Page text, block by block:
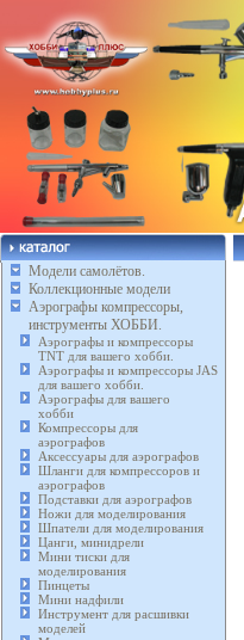
Модели самолётов.
Коллекционные модели
Аэрографы компрессоры,
инструменты ХОББИ.
Аэрографы и компрессоры
TNT для вашего хобби.
Аэрографы и компрессоры JAS
для вашего хобби.
Аэрографы для вашего
хобби
Компрессоры для
аэрографов
Аксессуары для аэрографов
Шланги для компрессоров и
аэрографов
Подставки для аэрографов
Ножи для моделирования
Шпатели для моделирования
Цанги, минидрели
Мини тиски для
моделирования
Пинцеты
Мини надфили
Инструмент для расшивки
моделей